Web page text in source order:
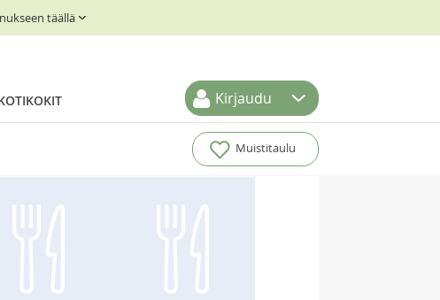
täällä
Kirjaudu
Muistitaulu